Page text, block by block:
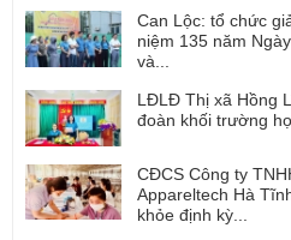
Can Lộc: tổ chức
niệm 135 năm
và...
LĐLĐ Thị xã Hồng
đoàn khối trường
CĐCS Công ty
Appareltech Hà
khỏe định kỳ...